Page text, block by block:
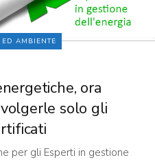
AMBIENTE
ora
solo gli
per gli Esperti in gestione